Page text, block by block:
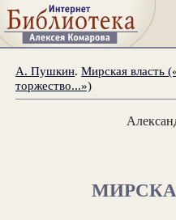
А. Пушкин.Мирская власть
торжество...»)